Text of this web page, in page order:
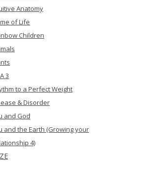
Anatomy
of Life
Children
3
to a Perfect Weight
& Disorder
and God
and the Earth (Growing your
4)